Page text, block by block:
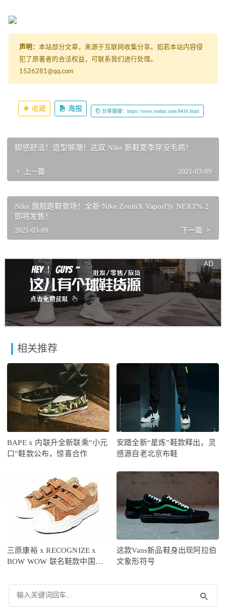
声明： 本站部分文章，来源于互联网收集分享。如若本站内容侵
犯了原著者的合法权益，可联系我们进行处理。
1526281@qq.com
收藏 海报 分享链接：https://www.ysehui.com/8416.html
脚感舒适！造型够潮！这双 Nike 新鞋夏季穿没毛病！
上一篇 2021-03-09
Nike 旗舰跑鞋登场！全新 Nike ZoomX VaporFly NEXT% 2
即将发售！
2021-03-09 下一篇
相关推荐
BAPE x 内联升全新联乘“小元
口”鞋款公布，惊喜合作
安踏全新“星炼”鞋款释出，灵
感源自老北京布鞋
三原康裕 x RECOGNIZE x
BOW WOW 联名鞋款中国限
这款Vans新品鞋身出现阿拉伯
文象形符号